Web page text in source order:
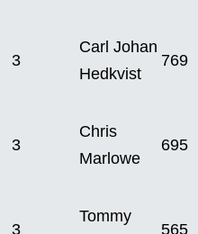
3
Carl Johan
Hedkvist
769
3
Chris
Marlowe
695
3
Tommy
565